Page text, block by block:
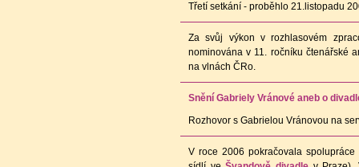
Třetí setkání - proběhlo 21.listopadu
Za svůj výkon v rozhlasovém
nominována v 11. ročníku čtenářské
na vlnách ČRo.
Snění Gabriely Vránové aneb o
Rozhovor s Gabrielou Vránovou na
V roce 2006 pokračovala